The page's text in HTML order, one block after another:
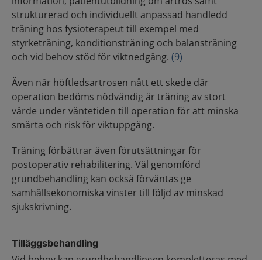
strukturerad och individuellt anpassad handledd
träning hos fysioterapeut till exempel med
styrketräning, konditionsträning och balansträning
och vid behov stöd för viktnedgång. (9)
Även när höftledsartrosen nått ett skede där
operation bedöms nödvändig är träning av stort
värde under väntetiden till operation för att minska
smärta och risk för viktuppgång.
Träning förbättrar även förutsättningar för
postoperativ rehabilitering. Väl genomförd
grundbehandling kan också förväntas ge
samhällsekonomiska vinster till följd av minskad
sjukskrivning.
Tilläggsbehandling